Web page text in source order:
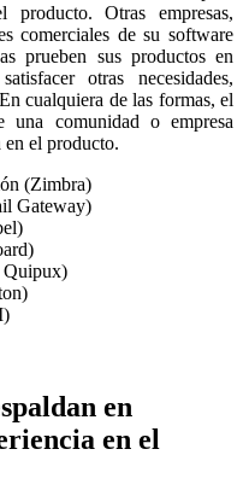
producto. Otras empresas,
comerciales de su software
prueben sus productos en
otras necesidades,
cualquiera de las formas, el
comunidad o empresa
en el producto.
(Zimbra)
Gateway)
Quipux)
en
en el